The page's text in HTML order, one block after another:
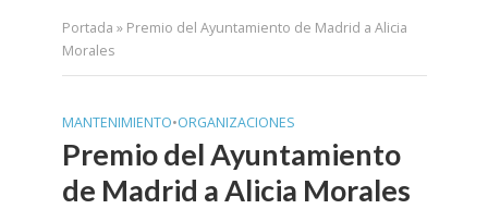
Portada » Premio del Ayuntamiento de Madrid a Alicia
Morales
MANTENIMIENTO•ORGANIZACIONES
Premio del Ayuntamiento
de Madrid a Alicia Morales